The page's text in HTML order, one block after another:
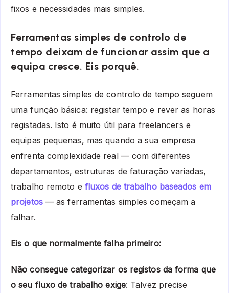
fixos e necessidades mais simples.
Ferramentas simples de controlo de
tempo deixam de funcionar assim que a
equipa cresce. Eis porquê.
Ferramentas simples de controlo de tempo seguem
uma função básica: registar tempo e rever as horas
registadas. Isto é muito útil para freelancers e
equipas pequenas, mas quando a sua empresa
enfrenta complexidade real — com diferentes
departamentos, estruturas de faturação variadas,
trabalho remoto e fluxos de trabalho baseados em
projetos— as ferramentas simples começam a
falhar.
Eis o que normalmente falha primeiro:
Não consegue categorizar os registos da forma que
o seu fluxo de trabalho exige: Talvez precise